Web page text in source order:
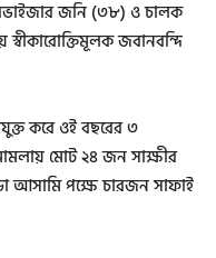
জনি (৩৮) ও চালক
জবানবন্দি
করে ওই বছরের ৩
মোট ২৪ জন সাক্ষীর
আসামি পক্ষে চারজন সাফাই